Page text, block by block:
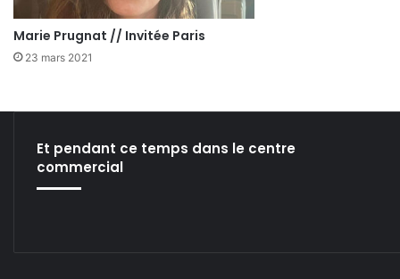
Marie Prugnat // Invitée Paris
23 mars 2021
Et pendant ce temps dans le centre
commercial